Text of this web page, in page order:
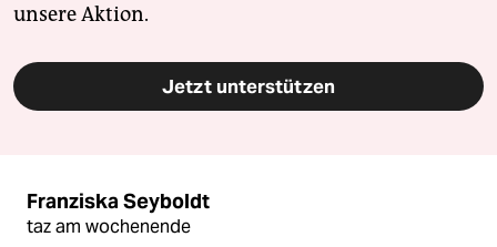
unsere Aktion.
Jetzt unterstützen
Franziska Seyboldt
taz am wochenende